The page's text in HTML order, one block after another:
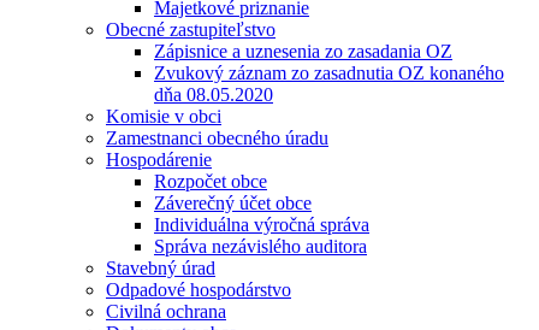
Majetkové priznanie
Obecné zastupiteľstvo
Zápisnice a uznesenia zo zasadania OZ
Zvukový záznam zo zasadnutia OZ konaného
dňa 08.05.2020
Komisie v obci
Zamestnanci obecného úradu
Hospodárenie
Rozpočet obce
Záverečný účet obce
Individuálna výročná správa
Správa nezávislého auditora
Stavebný úrad
Odpadové hospodárstvo
Civilná ochrana